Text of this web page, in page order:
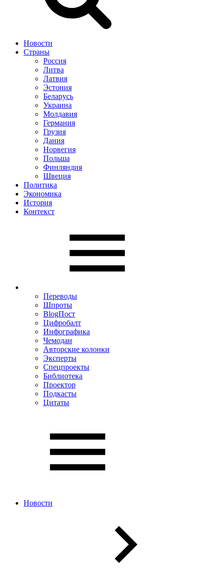
Новости
Страны
Россия
Литва
Латвия
Эстония
Беларусь
Украина
Молдавия
Германия
Грузия
Дания
Норвегия
Польша
Финляндия
Швеция
Политика
Экономика
История
Контекст
Переводы
Шпроты
BlogПост
Цифробалт
Инфографика
Чемодан
Авторские колонки
Эксперты
Спецпроекты
Библиотека
Проектор
Подкасты
Цитаты
Новости